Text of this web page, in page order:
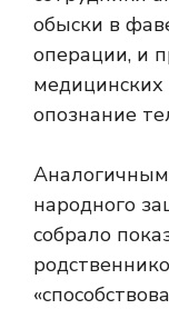
обыски в
операции, и
медицинских
опознание
народного
собрало